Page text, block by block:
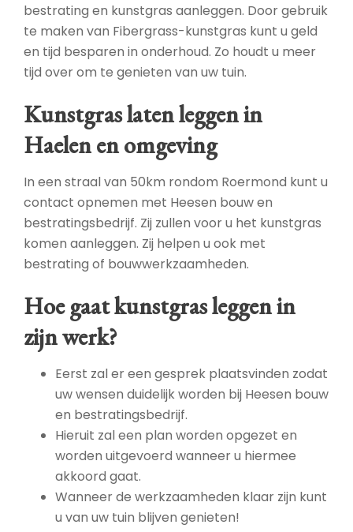
bestrating en kunstgras aanleggen. Door gebruik
te maken van Fibergrass-kunstgras kunt u geld
en tijd besparen in onderhoud. Zo houdt u meer
tijd over om te genieten van uw tuin.
Kunstgras laten leggen in
Haelen en omgeving
In een straal van 50km rondom Roermond kunt u
contact opnemen met Heesen bouw en
bestratingsbedrijf. Zij zullen voor u het kunstgras
komen aanleggen. Zij helpen u ook met
bestrating of bouwwerkzaamheden.
Hoe gaat kunstgras leggen in
zijn werk?
Eerst zal er een gesprek plaatsvinden zodat
uw wensen duidelijk worden bij Heesen bouw
en bestratingsbedrijf.
Hieruit zal een plan worden opgezet en
worden uitgevoerd wanneer u hiermee
akkoord gaat.
Wanneer de werkzaamheden klaar zijn kunt
u van uw tuin blijven genieten!